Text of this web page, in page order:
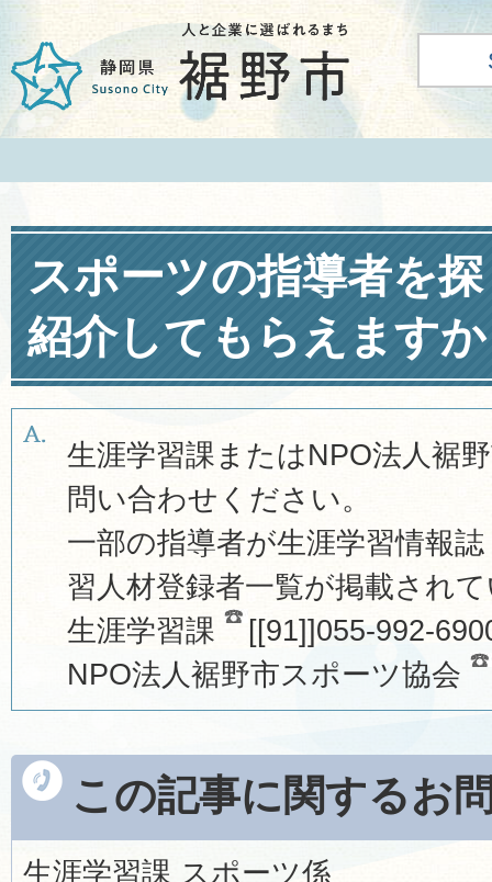
スポーツの指導者を
紹介してもらえますか
生涯学習課またはNPO法人裾
問い合わせください。
一部の指導者が生涯学習情報
習人材登録者一覧が掲載され
生涯学習課
[[91]]055-992-
NPO法人裾野市スポーツ協会
この記事に関するお
生涯学習課 スポーツ係